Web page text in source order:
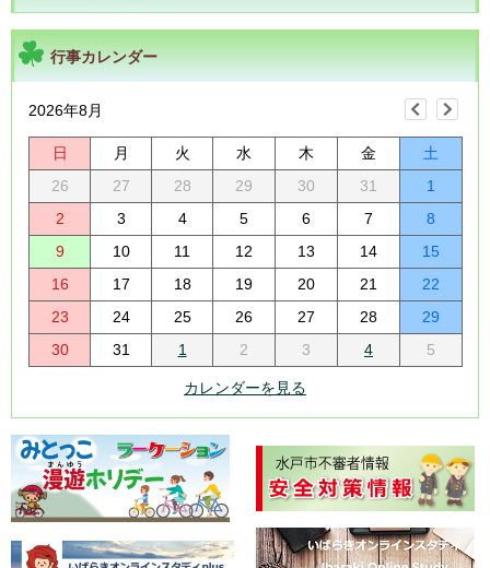
行事カレンダー
2026年8月
日 月 火 水 木 金
土
26
27 28 29 30 31
1
2
3 4 5 6 7
8
9
10 11 12 13 14
15
16
17 18 19 20 21
22
23
24 25 26 27 28
29
30
31 1 2 3 4 5
カレンダーを見る